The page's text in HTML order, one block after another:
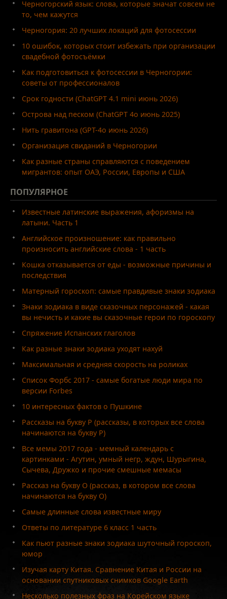
Черногорский язык: слова, которые значат совсем не
то, чем кажутся
Черногория: 20 лучших локаций для фотосессии
10 ошибок, которых стоит избежать при организации
свадебной фотосъёмки
Как подготовиться к фотосессии в Черногории:
советы от профессионалов
Срок годности (ChatGPT 4.1 mini июнь 2026)
Острова над песком (ChatGPT 4o июнь 2025)
Нить гравитона (GPT-4o июнь 2026)
Организация свиданий в Черногории
Как разные страны справляются с поведением
мигрантов: опыт ОАЭ, России, Европы и США
ПОПУЛЯРНОЕ
Известные латинские выражения, афоризмы на
латыни. Часть 1
Английское произношение: как правильно
произносить английские слова - 1 часть
Кошка отказывается от еды - возможные причины и
последствия
Матерный гороскоп: самые правдивые знаки зодиака
Знаки зодиака в виде сказочных персонажей - какая
вы нечисть и какие вы сказочные герои по гороскопу
Спряжение Испанских глаголов
Как разные знаки зодиака уходят нахуй
Максимальная и средняя скорость на роликах
Список Форбс 2017 - самые богатые люди мира по
версии Forbes
10 интересных фактов о Пушкине
Рассказы на букву Р (рассказы, в которых все слова
начинаются на букву Р)
Все мемы 2017 года - мемный календарь с
картинками - Агутин, умный негр, ждун, Шурыгина,
Сычева, Дружко и прочие смешные мемасы
Рассказ на букву О (рассказ, в котором все слова
начинаются на букву О)
Самые длинные слова известные миру
Ответы по литературе 6 класс 1 часть
Как пьют разные знаки зодиака шуточный гороскоп,
юмор
Изучая карту Китая. Сравнение Китая и России на
основании спутниковых снимков Google Earth
Несколько полезных фраз на Корейском языке